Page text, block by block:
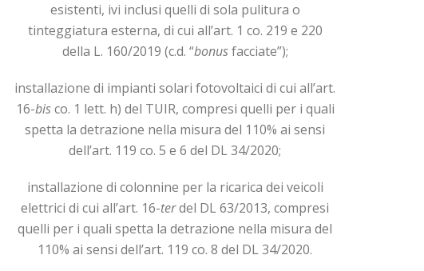
esistenti, ivi inclusi quelli di sola pulitura o
tinteggiatura esterna, di cui all’art. 1 co. 219 e 220
della L. 160/2019 (c.d. “bonusfacciate”);
installazione di impianti solari fotovoltaici di cui all’art.
16-bisco. 1 lett. h) del TUIR, compresi quelli per i quali
spetta la detrazione nella misura del 110% ai sensi
dell’art. 119 co. 5 e 6 del DL 34/2020;
installazione di colonnine per la ricarica dei veicoli
elettrici di cui all’art. 16-terdel DL 63/2013, compresi
quelli per i quali spetta la detrazione nella misura del
110% ai sensi dell’art. 119 co. 8 del DL 34/2020.